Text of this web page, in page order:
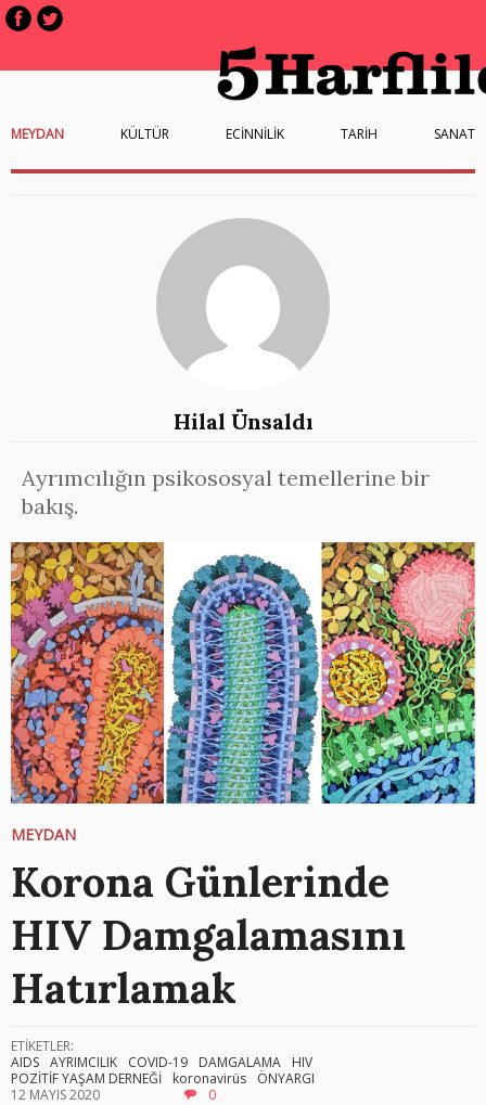
MEYDAN KÜLTÜR ECİNNİLİK TARİH SANAT
Hilal Ünsaldı
Ayrımcılığın psikososyal temellerine bir
bakış.
MEYDAN
Korona Günlerinde
HIV Damgalamasını
Hatırlamak
ETİKETLER:
AIDS AYRIMCILIK COVID-19 DAMGALAMA
HIV
POZİTİF YAŞAM DERNEĞİ
koronavirüs
ÖNYARGI
12 MAYIS 2020
0